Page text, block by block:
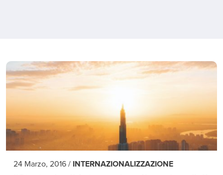
24 Marzo, 2016 / INTERNAZIONALIZZAZIONE